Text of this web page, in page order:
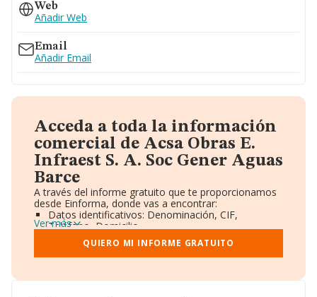
Web
Añadir Web
Email
Añadir Email
Acceda a toda la información
comercial de Acsa Obras E.
Infraest S. A. Soc Gener Aguas
Barce
A través del informe gratuito que te proporcionamos
desde Einforma, donde vas a encontrar:
Datos identificativos: Denominación, CIF,
Teléfono, Domicilio.
Informe Mercantil Completo (BORME).
Gráficos de Evolución Ventas y Empleados.
Consejo de Administración y Administradores.
Accionistas.
Ver más
QUIERO MI INFORME GRATUITO